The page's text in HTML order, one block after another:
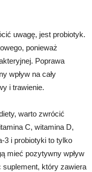
uwagę, jest probiotyk.
ponieważ
Poprawa
wpływ na cały
i trawienie.
warto zwrócić
C, witamina D,
3 i probiotyki to tylko
mieć pozytywny wpływ
suplement, który zawiera